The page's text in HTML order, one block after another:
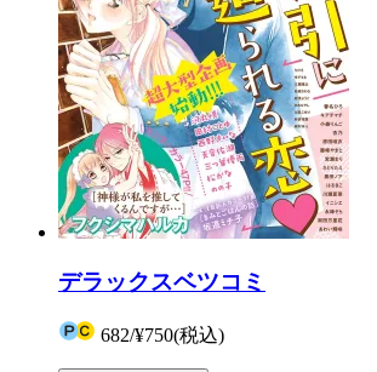
デラックスベツコミ
682/¥750(税込)